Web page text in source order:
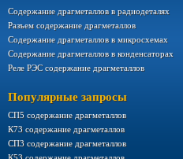
Содержание драгметаллов в радиодеталях
Разъем содержание драгметаллов
Содержание драгметаллов в микросхемах
Содержание драгметаллов в конденсаторах
Реле РЭС содержание драгметаллов
Популярные запросы
СП5 содержание драгметаллов
К73 содержание драгметаллов
СП3 содержание драгметаллов